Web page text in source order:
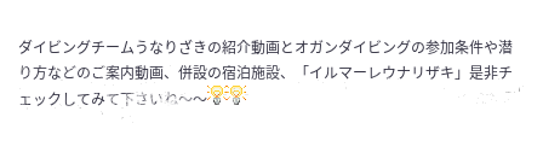
ダイビングチームうなりざきの紹介動画とオガンダイビングの参加条件や潜
り方などのご案内動画、併設の宿泊施設、「イルマーレウナリザキ」是非チ
ェックしてみて下さいね～～